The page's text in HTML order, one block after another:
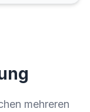
mehreren